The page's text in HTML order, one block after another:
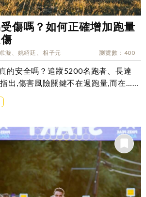
傷嗎？如何正確增加跑量
漩、姚紹廷、相子元 瀏覽數 400
的安全嗎？追蹤5200名跑者、長達
出,傷害風險關鍵不在週跑量,而在……